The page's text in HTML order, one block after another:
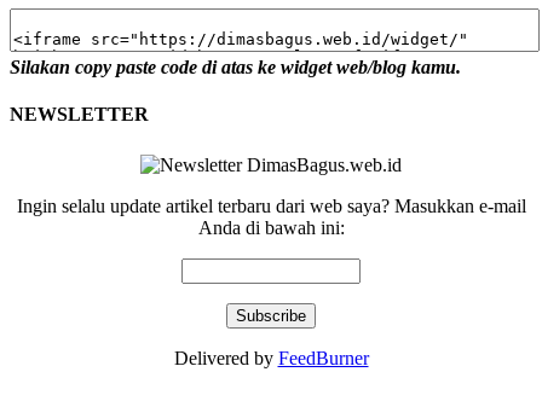
Silakan copy paste code di atas ke widget web/blog kamu.
NEWSLETTER
Ingin selalu update artikel terbaru dari web saya? Masukkan e-mail
Anda di bawah ini:
Delivered by FeedBurner